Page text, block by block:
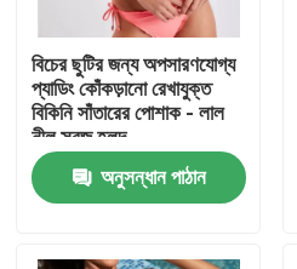
বিচের ছুটির জন্য অপসারণযোগ্য
প্যাডিং কোঁকড়ানো রেখাযুক্ত
বিকিনি সাঁতারের পোশাক - লাল
নীল সবুজ হলুদ
অনুসন্ধান পাঠান